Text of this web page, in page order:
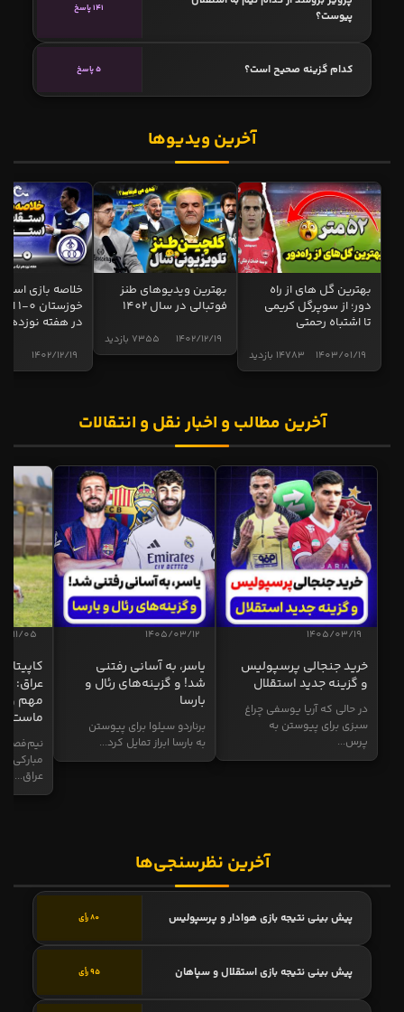
پیوست؟
141 پاسخ
کدام گزینه صحیح است؟ 5 پاسخ
آخرین ویدیوها
بهترین گل های از راه
دور؛ از سوپرگل کریمی
تا اشتباه رحمتی
14783 بازدید 1403/01/19
بهترین ویدیوهای طنز
فوتبالی در سال 1402
7355 بازدید 1402/12/19
خلاصه بازی
در هفته نوزدهم
1402/12/19
آخرین مطالب و اخبار نقل و انتقالات
1405/03/19
خرید جنجالی پرسپولیس
و گزینه جدید استقلال
در حالی که آریا یوسفی چراغ
سبزی برای پیوستن به
پرس...
1405/03/12
یاسر، به آسانی رفتنی
شد! و گزینه‌های رئال و
بارسا
برناردو سیلوا برای پیوستن
به بارسا ابراز تمایل کرد...
11/05
عراق:
مهم و
ماست
نیم‌فصل
مبارکی
عراق...
آخرین نظرسنجی‌ها
پیش بینی نتیجه بازی هوادار و پرسپولیس 80 رأی
پیش بینی نتیجه بازی استقلال و سپاهان 95 رأی